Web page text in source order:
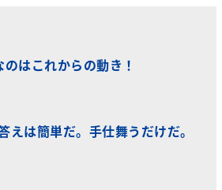
はこれからの動き！
は簡単だ。手仕舞うだけだ。